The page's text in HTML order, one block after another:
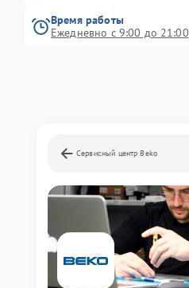
Время работы
Ежедневно с 9:00 до 21:00
Сервисный центр Beko